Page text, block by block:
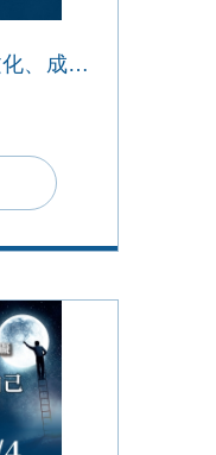
2021【管理講座】文化、成長、人才 IBM與我